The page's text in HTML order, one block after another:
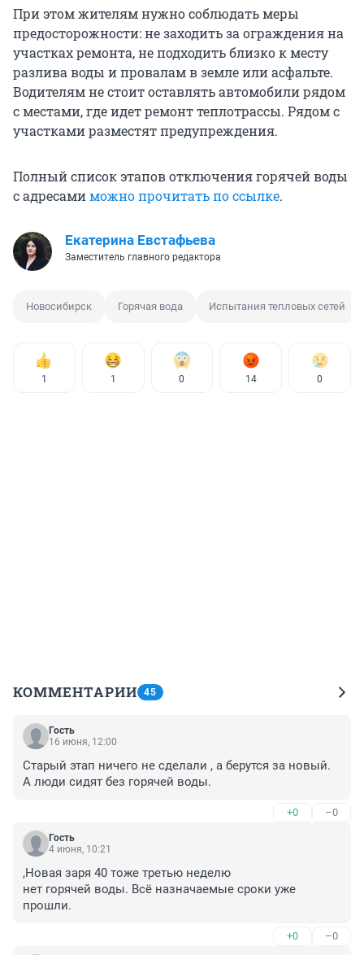
При этом жителям нужно соблюдать меры
предосторожности: не заходить за ограждения на
участках ремонта, не подходить близко к месту
разлива воды и провалам в земле или асфальте.
Водителям не стоит оставлять автомобили рядом
с местами, где идет ремонт теплотрассы. Рядом с
участками разместят предупреждения.
Полный список этапов отключения горячей воды
с адресамиможно прочитать по ссылке.
Екатерина Евстафьева
Заместитель главного редактора
Новосибирск Горячая вода Испытания тепловых сетей
1 1 0 14 0
КОММЕНТАРИИ 45
Гость
16 июня, 12:00
Старый этап ничего не сделали , а берутся за новый.
А люди сидят без горячей воды.
+0 –0
Гость
4 июня, 10:21
,Новая заря 40 тоже третью неделю
нет горячей воды. Всё назначаемые сроки уже
прошли.
+0 –0